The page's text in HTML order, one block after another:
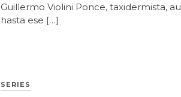
Guillermo Violini Ponce, taxidermista,
hasta ese […]
SERIES